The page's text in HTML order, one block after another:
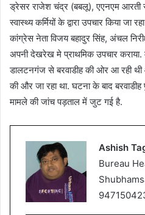
ड्रेसर राजेश चंद्र (बबलू), एएनएम आरती
स्वास्थ्य कर्मियों के द्वारा उपचार किया
कांग्रेस नेता विजय बहादुर सिंह, अंचल
अपनी देखरेख मे प्राथमिक उपचार कराया.
डालटनगंज से बरवाडीह की ओर आ रही
की और जा रहा था. घटना के बाद
मामले की जांच पड़ताल में जुट गई है.
Ashish
Bureau